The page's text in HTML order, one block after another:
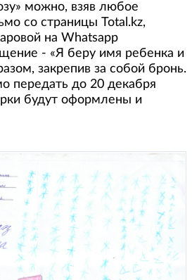
можно, взяв любое
со страницы Total.kz,
на Whatsapp
- «Я беру имя ребенка и
закрепив за собой бронь.
передать до 20 декабря
будут оформлены и